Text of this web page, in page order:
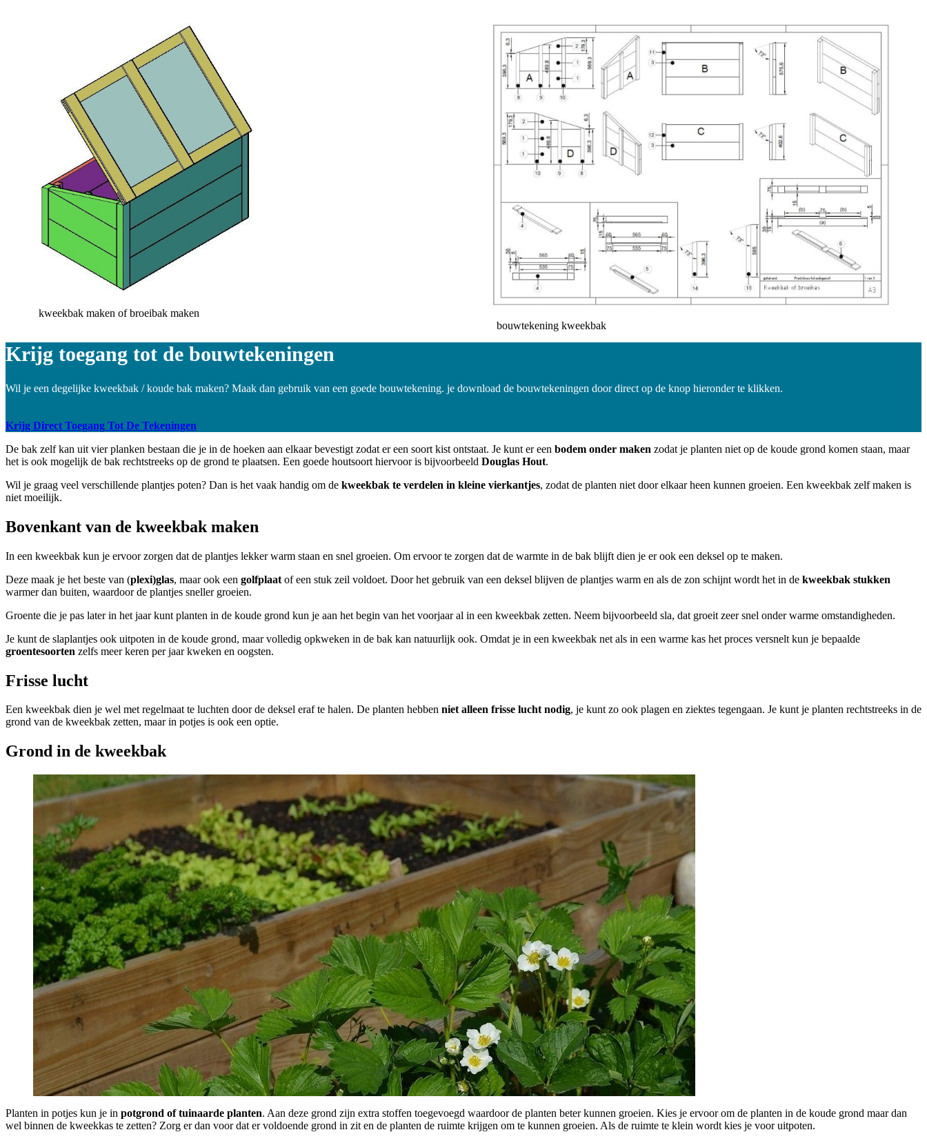
kweekbak maken of broeibak maken
bouwtekening kweekbak
Krijg toegang tot de bouwtekeningen
Wil je een degelijke kweekbak / koude bak maken? Maak dan gebruik van een goede bouwtekening. je download de bouwtekeningen door direct op de knop hieronder te klikken.
Krijg Direct Toegang Tot De Tekeningen
De bak zelf kan uit vier planken bestaan die je in de hoeken aan elkaar bevestigt zodat er een soort kist ontstaat. Je kunt er een bodem onder maken zodat je planten niet op de koude grond komen staan, maar
het is ook mogelijk de bak rechtstreeks op de grond te plaatsen. Een goede houtsoort hiervoor is bijvoorbeeld Douglas Hout.
Wil je graag veel verschillende plantjes poten? Dan is het vaak handig om de kweekbak te verdelen in kleine vierkantjes, zodat de planten niet door elkaar heen kunnen groeien. Een kweekbak zelf maken is
niet moeilijk.
Bovenkant van de kweekbak maken
In een kweekbak kun je ervoor zorgen dat de plantjes lekker warm staan en snel groeien. Om ervoor te zorgen dat de warmte in de bak blijft dien je er ook een deksel op te maken.
Deze maak je het beste van (plexi)glas, maar ook een golfplaat of een stuk zeil voldoet. Door het gebruik van een deksel blijven de plantjes warm en als de zon schijnt wordt het in de kweekbak stukken
warmer dan buiten, waardoor de plantjes sneller groeien.
Groente die je pas later in het jaar kunt planten in de koude grond kun je aan het begin van het voorjaar al in een kweekbak zetten. Neem bijvoorbeeld sla, dat groeit zeer snel onder warme omstandigheden.
Je kunt de slaplantjes ook uitpoten in de koude grond, maar volledig opkweken in de bak kan natuurlijk ook. Omdat je in een kweekbak net als in een warme kas het proces versnelt kun je bepaalde
groentesoorten zelfs meer keren per jaar kweken en oogsten.
Frisse lucht
Een kweekbak dien je wel met regelmaat te luchten door de deksel eraf te halen. De planten hebben niet alleen frisse lucht nodig, je kunt zo ook plagen en ziektes tegengaan. Je kunt je planten rechtstreeks in de
grond van de kweekbak zetten, maar in potjes is ook een optie.
Grond in de kweekbak
Planten in potjes kun je in potgrond of tuinaarde planten. Aan deze grond zijn extra stoffen toegevoegd waardoor de planten beter kunnen groeien. Kies je ervoor om de planten in de koude grond maar dan
wel binnen de kweekkas te zetten? Zorg er dan voor dat er voldoende grond in zit en de planten de ruimte krijgen om te kunnen groeien. Als de ruimte te klein wordt kies je voor uitpoten.